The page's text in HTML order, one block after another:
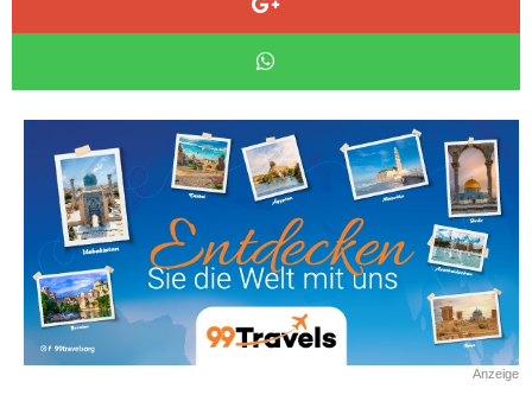
Anzeige